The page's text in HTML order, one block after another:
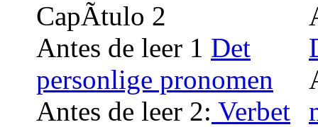
CapÃ­tulo 2
Antes de leer 1 Det
personlige pronomen
Antes de leer 2: Verbet